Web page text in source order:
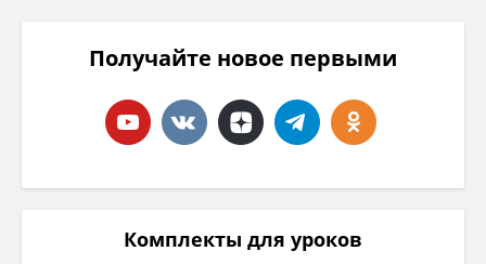
Получайте новое первыми
Комплекты для уроков